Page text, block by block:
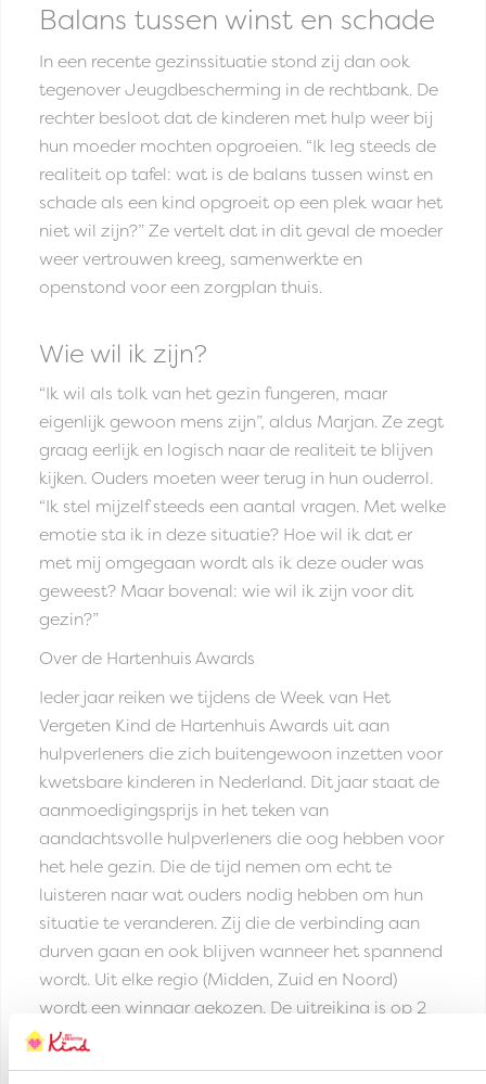
Balans tussen winst en schade
In een recente gezinssituatie stond zij dan ook
tegenover Jeugdbescherming in de rechtbank. De
rechter besloot dat de kinderen met hulp weer bij
hun moeder mochten opgroeien. “Ik leg steeds de
realiteit op tafel: wat is de balans tussen winst en
schade als een kind opgroeit op een plek waar het
niet wil zijn?” Ze vertelt dat in dit geval de moeder
weer vertrouwen kreeg, samenwerkte en
openstond voor een zorgplan thuis.
Wie wil ik zijn?
“Ik wil als tolk van het gezin fungeren, maar
eigenlijk gewoon mens zijn”, aldus Marjan. Ze zegt
graag eerlijk en logisch naar de realiteit te blijven
kijken. Ouders moeten weer terug in hun ouderrol.
“Ik stel mijzelf steeds een aantal vragen. Met welke
emotie sta ik in deze situatie? Hoe wil ik dat er
met mij omgegaan wordt als ik deze ouder was
geweest? Maar bovenal: wie wil ik zijn voor dit
gezin?”
Over de Hartenhuis Awards
Ieder jaar reiken we tijdens de Week van Het
Vergeten Kind de Hartenhuis Awards uit aan
hulpverleners die zich buitengewoon inzetten voor
kwetsbare kinderen in Nederland. Dit jaar staat de
aanmoedigingsprijs in het teken van
aandachtsvolle hulpverleners die oog hebben voor
het hele gezin. Die de tijd nemen om echt te
luisteren naar wat ouders nodig hebben om hun
situatie te veranderen. Zij die de verbinding aan
durven gaan en ook blijven wanneer het spannend
wordt. Uit elke regio (Midden, Zuid en Noord)
wordt een winnaar gekozen. De uitreiking is op 2
februari in TivoliVredenburg in Utrecht.